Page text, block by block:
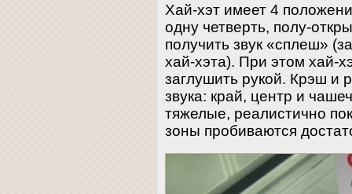
Хай-хэт имеет 4
одну четверть, полу-
получить звук «сплеш»
хай-хэта). При этом хай-
заглушить рукой. Крэш и
звука: край, центр и
тяжелые, реалистично
зоны пробиваются